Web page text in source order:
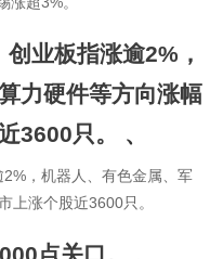
业板指涨逾2%，
力硬件等方向涨幅
3600只。
、
，机器人、有色金属、军
上涨个股近3600只。